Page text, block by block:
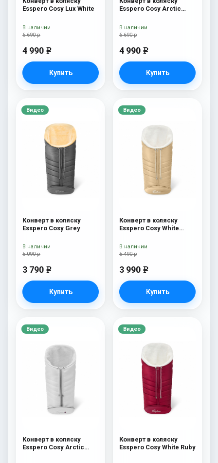
Esspero Cosy Lux White
6 690 р
4 990 e
Купить
В наличии
Esspero Cosy Arctic
6 690 р
4 990 e
Купить
В наличии
Видео
Конверт в коляску
Esspero Cosy Grey
5 090 р
3 790 e
Купить
В наличии
Видео
Конверт в коляску
Esspero Cosy White
5 490 р
3 990 e
Купить
В наличии
Видео
Конверт в коляску
Esspero Cosy Arctic
Видео
Конверт в коляску
Esspero Cosy White Ruby